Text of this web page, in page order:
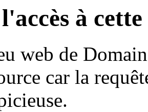
à
web de
car la